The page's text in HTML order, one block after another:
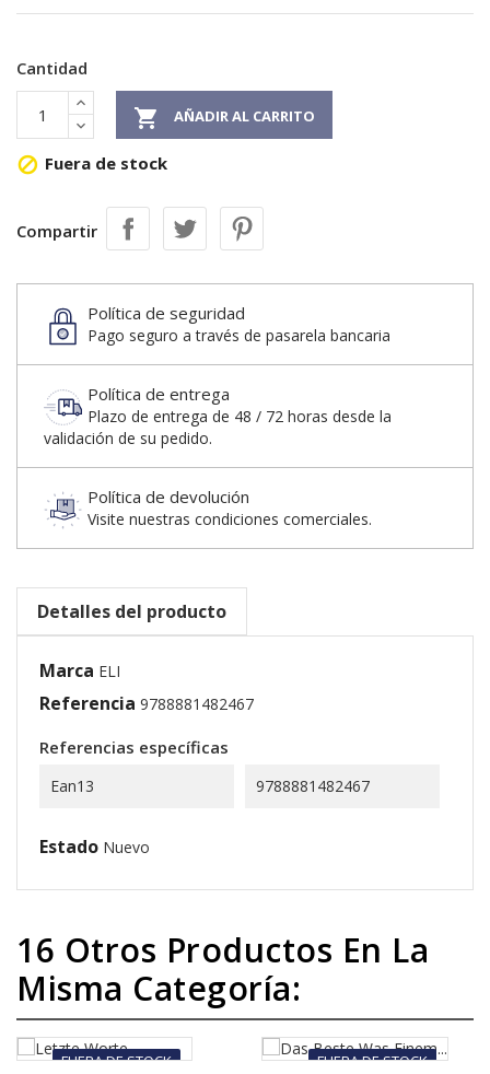
Cantidad
 AÑADIR AL CARRITO
 Fuera de stock
Compartir
Política de seguridad
Pago seguro a través de pasarela bancaria
Política de entrega
Plazo de entrega de 48 / 72 horas desde la
validación de su pedido.
Política de devolución
Visite nuestras condiciones comerciales.
Detalles del producto
Marca ELI
Referencia 9788881482467
Referencias específicas
Ean13 9788881482467
Estado Nuevo
16 Otros Productos En La
Misma Categoría:
FUERA DE STOCK FUERA DE STOCK